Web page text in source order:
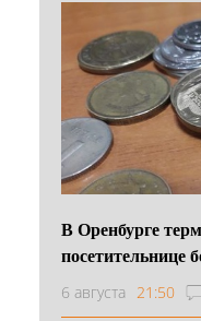
В Оренбурге
посетительнице
6 августа 21:50